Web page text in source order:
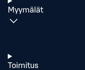
Myymälät
Toimitus